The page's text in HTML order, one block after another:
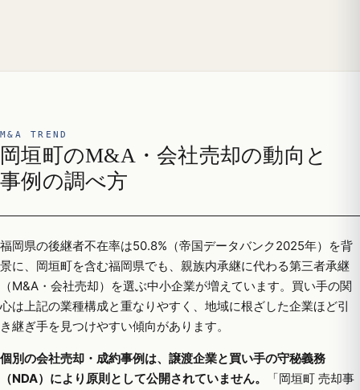
M&A TREND
岡垣町のM&A・会社売却の動向と
事例の調べ方
福岡県の後継者不在率は50.8%（帝国データバンク2025年）を背
景に、岡垣町を含む福岡県でも、親族内承継に代わる第三者承継
（M&A・会社売却）を選ぶ中小企業が増えています。買い手の関
心は上記の業種構成と重なりやすく、地域に根ざした企業ほど引
き継ぎ手を見つけやすい傾向があります。
個別の会社売却・成約事例は、譲渡企業と買い手の守秘義務
（NDA）により原則として公開されていません。
「岡垣町 売却事